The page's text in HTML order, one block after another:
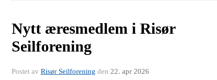
Nytt æresmedlem i Risør
Seilforening
Postet av Risør Seilforening den 22. apr 2026